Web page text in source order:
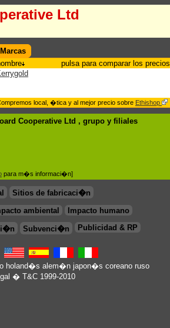
Ltd
Marcas
pulsa para comparar los precios
local, �tica y al mejor precio sobre Ethishop
Cooperative Ltd , grupo y filiales
para m�s informaci�n]
Sitios de fabricaci�n
ambiental
Impacto humano
Subvenci�n Publicidad & RP
holand�s alem�n japon�s coreano ruso
� T&C 1999-2010